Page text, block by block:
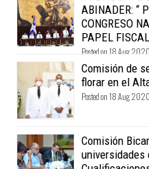
ABINADER: “
CONGRESO
PAPEL
Posted on 18 Aug
Comisión de
florar en el
Posted on 18 Aug
Comisión
universidades